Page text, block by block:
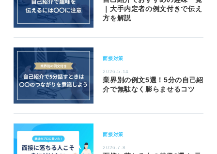
｜大手内定者の例文付きで伝え
方を解説
面接対策
2026.5.14
業界別の例文5選！5分の自己紹
介で無駄なく膨らませるコツ
面接対策
2026.7.8